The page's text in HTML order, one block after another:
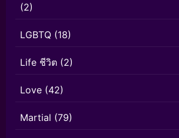
(2)
LGBTQ (18)
Life ชีวิต (2)
Love (42)
Martial (79)